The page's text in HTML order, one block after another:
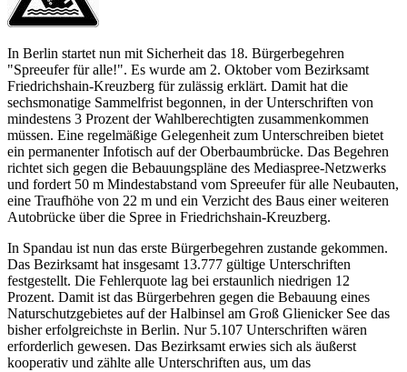
In Berlin startet nun mit Sicherheit das 18. Bürgerbegehren
"Spreeufer für alle!". Es wurde am 2. Oktober vom Bezirksamt
Friedrichshain-Kreuzberg für zulässig erklärt. Damit hat die
sechsmonatige Sammelfrist begonnen, in der Unterschriften von
mindestens 3 Prozent der Wahlberechtigten zusammenkommen
müssen. Eine regelmäßige Gelegenheit zum Unterschreiben bietet
ein permanenter Infotisch auf der Oberbaumbrücke. Das Begehren
richtet sich gegen die Bebauungspläne des Mediaspree-Netzwerks
und fordert 50 m Mindestabstand vom Spreeufer für alle Neubauten,
eine Traufhöhe von 22 m und ein Verzicht des Baus einer weiteren
Autobrücke über die Spree in Friedrichshain-Kreuzberg.
In Spandau ist nun das erste Bürgerbegehren zustande gekommen.
Das Bezirksamt hat insgesamt 13.777 gültige Unterschriften
festgestellt. Die Fehlerquote lag bei erstaunlich niedrigen 12
Prozent. Damit ist das Bürgerbehren gegen die Bebauung eines
Naturschutzgebietes auf der Halbinsel am Groß Glienicker See das
bisher erfolgreichste in Berlin. Nur 5.107 Unterschriften wären
erforderlich gewesen. Das Bezirksamt erwies sich als äußerst
kooperativ und zählte alle Unterschriften aus, um das